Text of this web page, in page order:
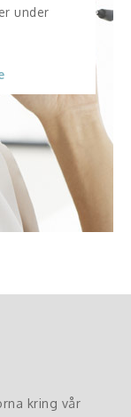
under
kring vår